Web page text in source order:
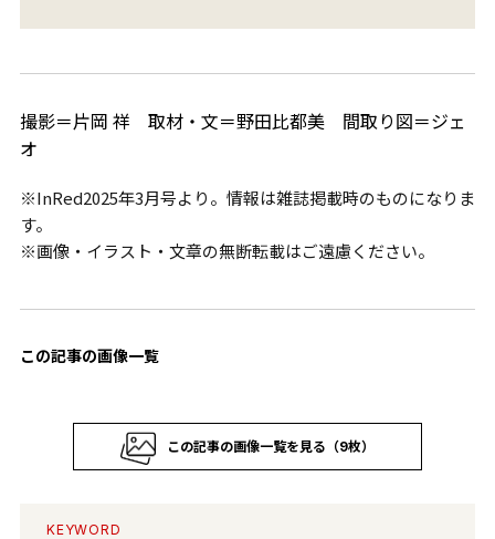
撮影＝片岡 祥 取材・文＝野田比都美 間取り図＝ジェ
オ
※InRed2025年3月号より。情報は雑誌掲載時のものになりま
す。
※画像・イラスト・文章の無断転載はご遠慮ください。
この記事の画像一覧
この記事の画像一覧を見る（9枚）
KEYWORD